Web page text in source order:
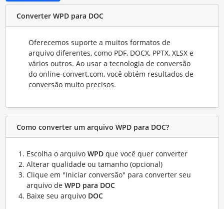
Converter WPD para DOC
Oferecemos suporte a muitos formatos de
arquivo diferentes, como PDF, DOCX, PPTX, XLSX e
vários outros. Ao usar a tecnologia de conversão
do online-convert.com, você obtém resultados de
conversão muito precisos.
Como converter um arquivo WPD para DOC?
Escolha o arquivo WPDque você quer converter
Alterar qualidade ou tamanho (opcional)
Clique em "Iniciar conversão" para converter seu
arquivo de WPD para DOC
Baixe seu arquivo DOC